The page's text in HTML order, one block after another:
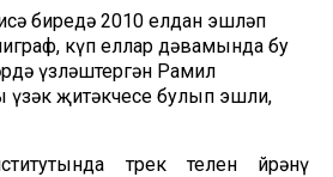
биредә 2010 елдан эшләп
күп еллар дәвамында бу
үзләштергән Рамил
җитәкчесе булып эшли,
төрек телен өйрәнү